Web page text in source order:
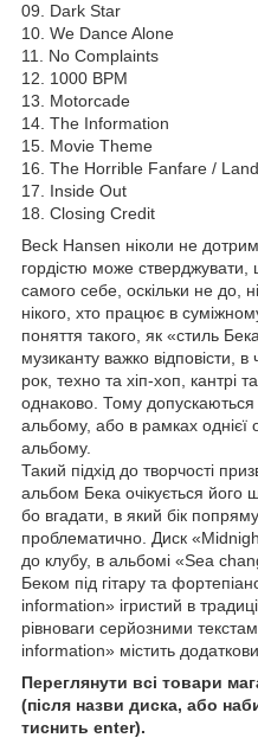
09. Dark Star
10. We Dance Alone
11. No Complaints
12. 1000 BPM
13. Motorcade
14. The Information
15. Movie Theme
16. The Horrible Fanfare /
17. Inside Out
18. Closing Credit
Beck Hansen ніколи не
гордістю може стверджувати,
самого себе, оскільки не до,
нікого, хто працює в
поняття такого, як «стиль
музиканту важко відповісти,
рок, техно та хіп-хоп, кантрі
однаково. Тому допускаються
альбому, або в рамках однієї
альбому.
Такий підхід до творчості
альбом Бека очікується його
бо вгадати, в який бік
проблематично. Диск
до клубу, в альбомі «Sea
Беком під гітару та
information» ігристий в
рівноваги серйозними
information» містить
Переглянути всі товари
(після назви диска, або
тиснить enter).